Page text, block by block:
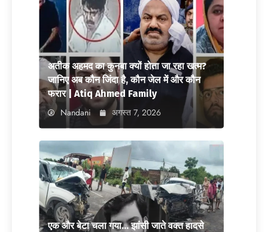
अतीक अहमद का कुनबा क्यों होता जा रहा खत्म?
जानिए अब कौन जिंदा है, कौन जेल में और कौन
फरार | Atiq Ahmed Family
Nandani अगस्त 7, 2026
एक और बेटा चला गया… झांसी जाते वक्त हादसे